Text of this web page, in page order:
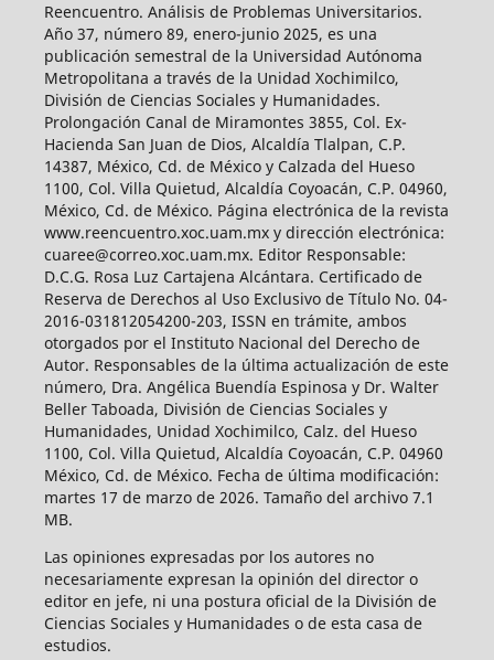
Reencuentro. Análisis de Problemas Universitarios.
Año 37, número 89, enero-junio 2025, es una
publicación semestral de la Universidad Autónoma
Metropolitana a través de la Unidad Xochimilco,
División de Ciencias Sociales y Humanidades.
Prolongación Canal de Miramontes 3855, Col. Ex-
Hacienda San Juan de Dios, Alcaldía Tlalpan, C.P.
14387, México, Cd. de México y Calzada del Hueso
1100, Col. Villa Quietud, Alcaldía Coyoacán, C.P. 04960,
México, Cd. de México. Página electrónica de la revista
www.reencuentro.xoc.uam.mx y dirección electrónica:
cuaree@correo.xoc.uam.mx. Editor Responsable:
D.C.G. Rosa Luz Cartajena Alcántara. Certificado de
Reserva de Derechos al Uso Exclusivo de Título No. 04-
2016-031812054200-203, ISSN en trámite, ambos
otorgados por el Instituto Nacional del Derecho de
Autor. Responsables de la última actualización de este
número, Dra. Angélica Buendía Espinosa y Dr. Walter
Beller Taboada, División de Ciencias Sociales y
Humanidades, Unidad Xochimilco, Calz. del Hueso
1100, Col. Villa Quietud, Alcaldía Coyoacán, C.P. 04960
México, Cd. de México. Fecha de última modificación:
martes 17 de marzo de 2026. Tamaño del archivo 7.1
MB.
Las opiniones expresadas por los autores no
necesariamente expresan la opinión del director o
editor en jefe, ni una postura oficial de la División de
Ciencias Sociales y Humanidades o de esta casa de
estudios.